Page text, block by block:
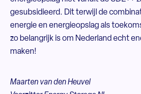
gesubsidieerd. Dit terwijl de
energie en energieopslag als
zo belangrijk is om Nederland echt
maken!
Maarten van den Heuvel